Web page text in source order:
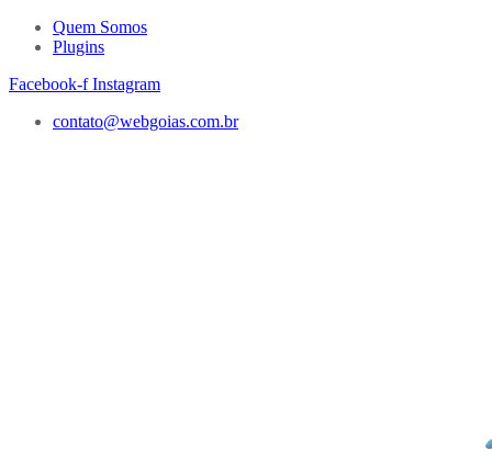
Quem Somos
Plugins
Facebook-f Instagram
contato@webgoias.com.br